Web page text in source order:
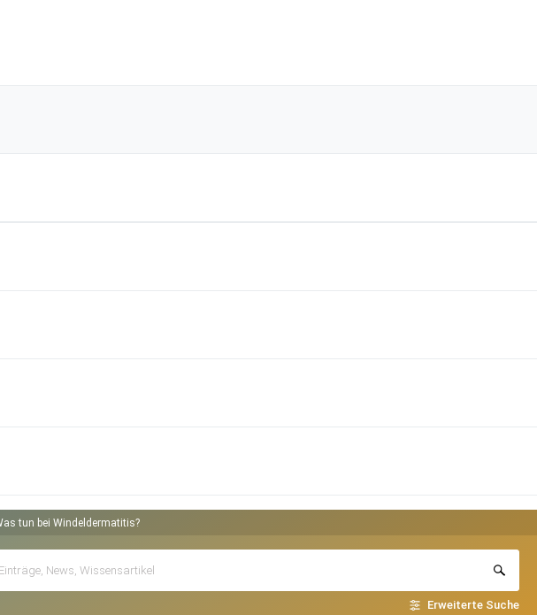
tun bei Windeldermatitis?
Erweiterte Suche